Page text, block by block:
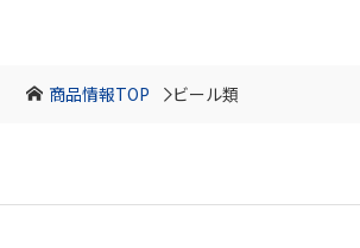
商品情報TOP ビール類